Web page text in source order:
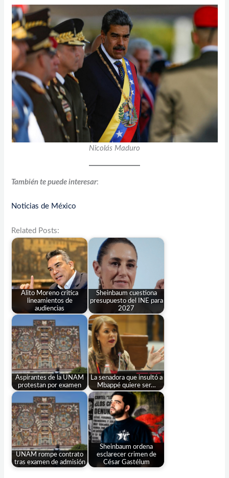
Nicolás Maduro
También te puede interesar:
Noticias de México
Related Posts:
Alito Moreno critica
lineamientos de
audiencias
Sheinbaum cuestiona
presupuesto del INE para
2027
Aspirantes de la UNAM
protestan por examen
La senadora que insultó a
Mbappé quiere ser…
UNAM rompe contrato
tras examen de admisión
Sheinbaum ordena
esclarecer crimen de
César Gastélum